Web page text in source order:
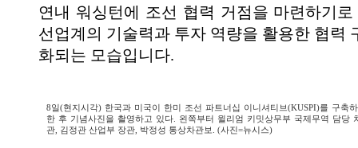
연내 워싱턴에 조선 협력 거점을 마련하기
선업계의 기술력과 투자 역량을 활용한 협력
화되는 모습입니다.
8일(현지시각) 한국과 미국이 한미 조선 파트너십 이니셔티브(KUSPI)를 구축
한 후 기념사진을 촬영하고 있다. 왼쪽부터 윌리엄 키밋상무부 국제무역 담당
관, 김정관 산업부 장관, 박정성 통상차관보. (사진=뉴시스)